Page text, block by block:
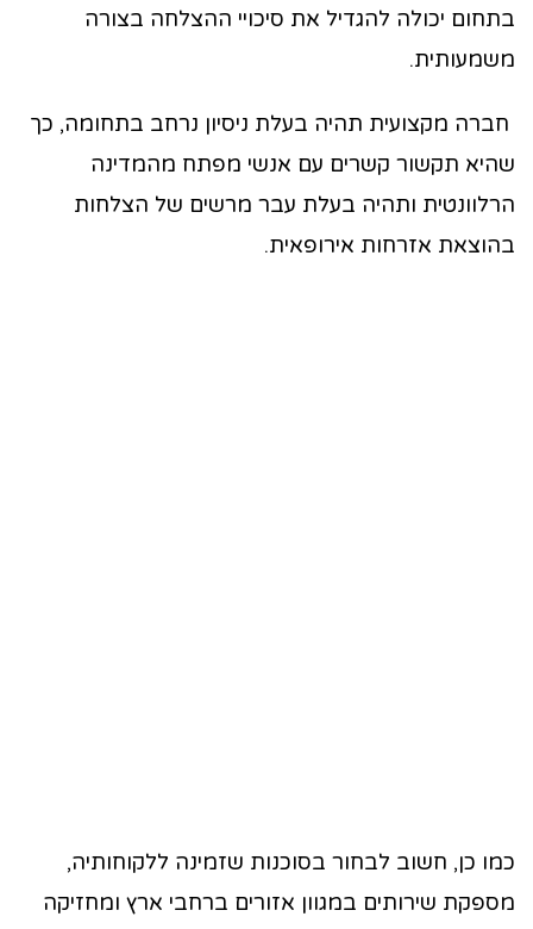
בתחום יכולה להגדיל את סיכויי ההצלחה בצורה
משמעותית.
חברה מקצועית תהיה בעלת ניסיון נרחב בתחומה, כך
שהיא תקשור קשרים עם אנשי מפתח מהמדינה
הרלוונטית ותהיה בעלת עבר מרשים של הצלחות
בהוצאת אזרחות אירופאית.
כמו כן, חשוב לבחור בסוכנות שזמינה ללקוחותיה,
מספקת שירותים במגוון אזורים ברחבי ארץ ומחזיקה